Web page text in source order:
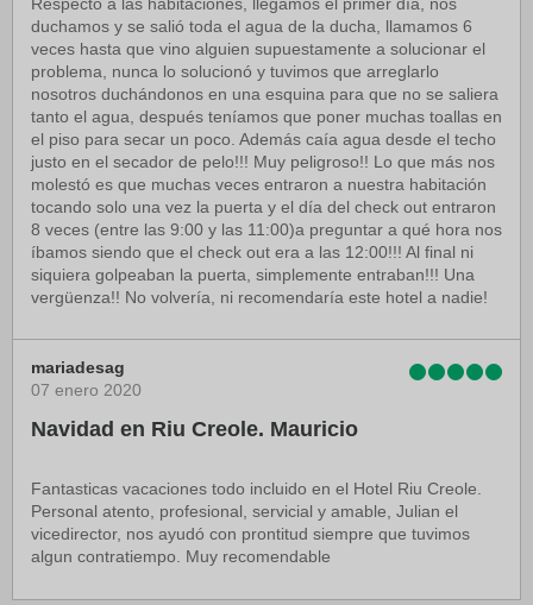
duchamos y se salió toda el agua de la ducha, llamamos 6
veces hasta que vino alguien supuestamente a solucionar el
problema, nunca lo solucionó y tuvimos que arreglarlo
nosotros duchándonos en una esquina para que no se saliera
tanto el agua, después teníamos que poner muchas toallas en
el piso para secar un poco. Además caía agua desde el techo
justo en el secador de pelo!!! Muy peligroso!! Lo que más nos
molestó es que muchas veces entraron a nuestra habitación
tocando solo una vez la puerta y el día del check out entraron
8 veces (entre las 9:00 y las 11:00)a preguntar a qué hora nos
íbamos siendo que el check out era a las 12:00!!! Al final ni
siquiera golpeaban la puerta, simplemente entraban!!! Una
vergüenza!! No volvería, ni recomendaría este hotel a nadie!
mariadesag
07 enero 2020
Navidad en Riu Creole. Mauricio
Fantasticas vacaciones todo incluido en el Hotel Riu Creole.
Personal atento, profesional, servicial y amable, Julian el
vicedirector, nos ayudó con prontitud siempre que tuvimos
algun contratiempo. Muy recomendable